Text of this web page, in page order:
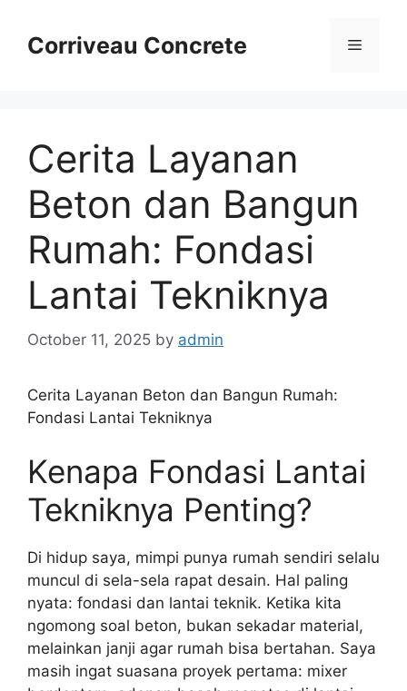
contentCorriveau Concrete Menu
Cerita Layanan
Beton dan Bangun
Rumah: Fondasi
Lantai Tekniknya
October 11, 2025 by admin
Cerita Layanan Beton dan Bangun Rumah:
Fondasi Lantai Tekniknya
Kenapa Fondasi Lantai
Tekniknya Penting?
Di hidup saya, mimpi punya rumah sendiri selalu
muncul di sela-sela rapat desain. Hal paling
nyata: fondasi dan lantai teknik. Ketika kita
ngomong soal beton, bukan sekadar material,
melainkan janji agar rumah bisa bertahan. Saya
masih ingat suasana proyek pertama: mixer